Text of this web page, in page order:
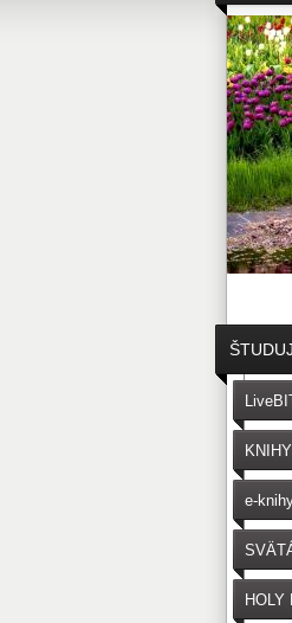
KNIHY
e-
(SK)
HOLY